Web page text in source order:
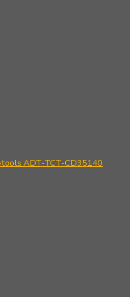
ADT-TCT-CD35140